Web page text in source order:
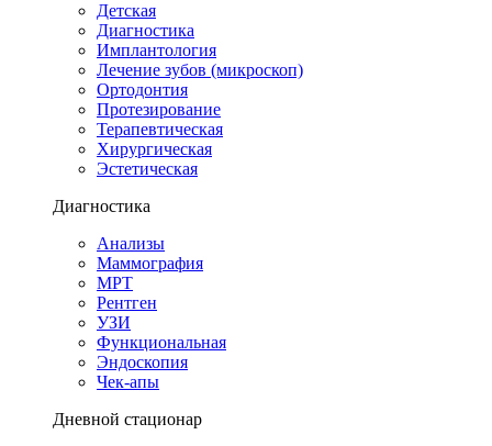
Детская
Диагностика
Имплантология
Лечение зубов (микроскоп)
Ортодонтия
Протезирование
Терапевтическая
Хирургическая
Эстетическая
Диагностика
Анализы
Маммография
МРТ
Рентген
УЗИ
Функциональная
Эндоскопия
Чек-апы
Дневной стационар